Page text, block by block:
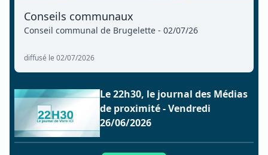
Conseils communaux
Conseil communal de Brugelette - 02/07/26
diffusé le 02/07/2026
Le 22h30, le journal des Médias
de proximité - Vendredi
26/06/2026